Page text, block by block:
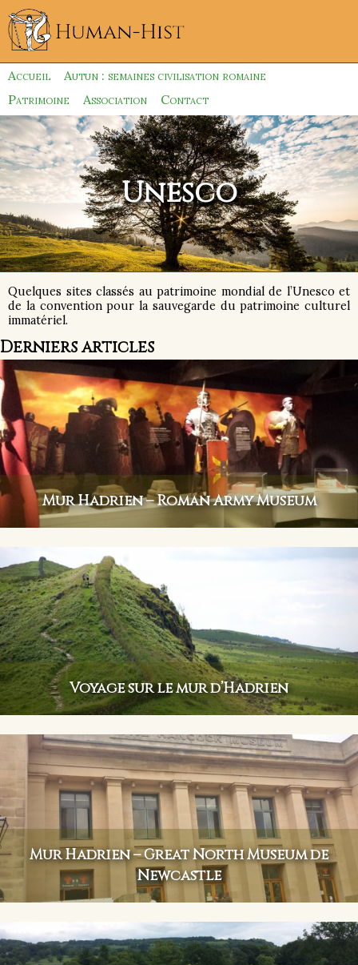
Accueil
Autun : semaines civilisation romaine
Patrimoine
Association Contact
Unesco
Quelques sites classés au patrimoine mondial de l’Unesco et
de la convention pour la sauvegarde du patrimoine culturel
immatériel.
Derniers articles
Mur Hadrien – Roman Army Museum
Voyage sur le mur d’Hadrien
Mur Hadrien – Great North Museum de
Newcastle